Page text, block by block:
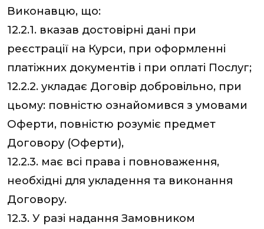
Виконавцю, що:
12.2.1. вказав достовірні дані при
реєстрації на Курси, при оформленні
платіжних документів і при оплаті Послуг;
12.2.2. укладає Договір добровільно, при
цьому: повністю ознайомився з умовами
Оферти, повністю розуміє предмет
Договору (Оферти),
12.2.3. має всі права і повноваження,
необхідні для укладення та виконання
Договору.
12.3. У разі надання Замовником